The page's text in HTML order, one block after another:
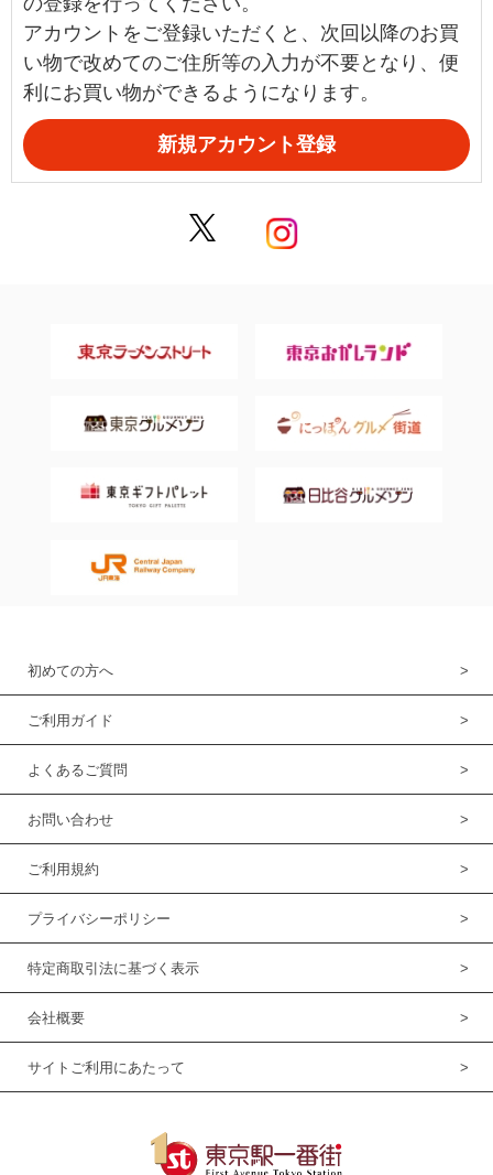
アカウントをご登録いただくと、次回以降のお買
い物で改めてのご住所等の入力が不要となり、便
利にお買い物ができるようになります。
初めての方へ
ご利用ガイド
よくあるご質問
お問い合わせ
ご利用規約
プライバシーポリシー
特定商取引法に基づく表示
会社概要
サイトご利用にあたって